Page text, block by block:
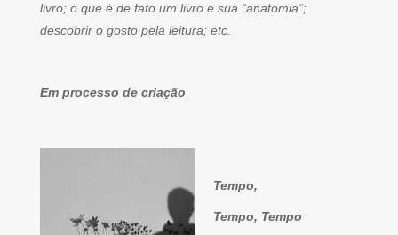
livro; o que é de fato um livro e sua “anatomia”;
descobrir o gosto pela leitura; etc.
Em processo de criação
Tempo,
Tempo, Tempo